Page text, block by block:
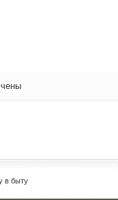
в быту